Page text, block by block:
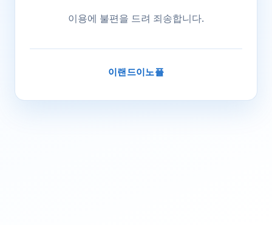
이용에 불편을 드려 죄송합니다.
이랜드이노플